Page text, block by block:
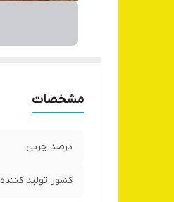
مشخصات
درصد چربی
کشور تولید کننده